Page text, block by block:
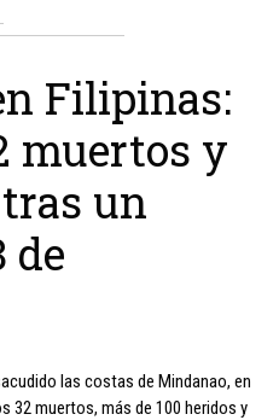
Filipinas:
muertos y
un
de
las costas de Mindanao, en
32 muertos, más de 100 heridos y